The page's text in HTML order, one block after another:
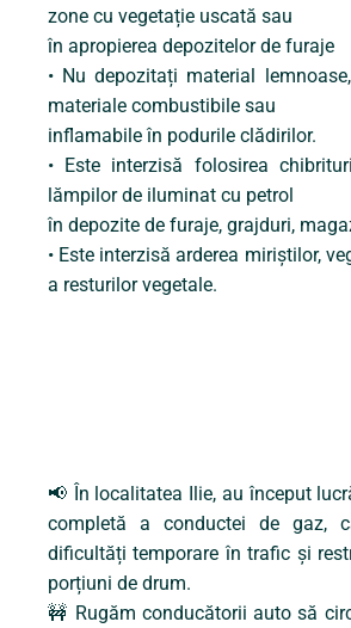
zone cu vegetație uscată sau
în apropierea depozitelor de furaje
• Nu depozitați material
materiale combustibile sau
inflamabile în podurile clădirilor.
• Este interzisă folosirea
lămpilor de iluminat cu petrol
în depozite de furaje, grajduri,
• Este interzisă arderea miriștilor,
a resturilor vegetale.
📢 În localitatea Ilie, au început
completă a conductei de gaz,
dificultăți temporare în trafic și
porțiuni de drum.
🚧 Rugăm conducătorii auto să